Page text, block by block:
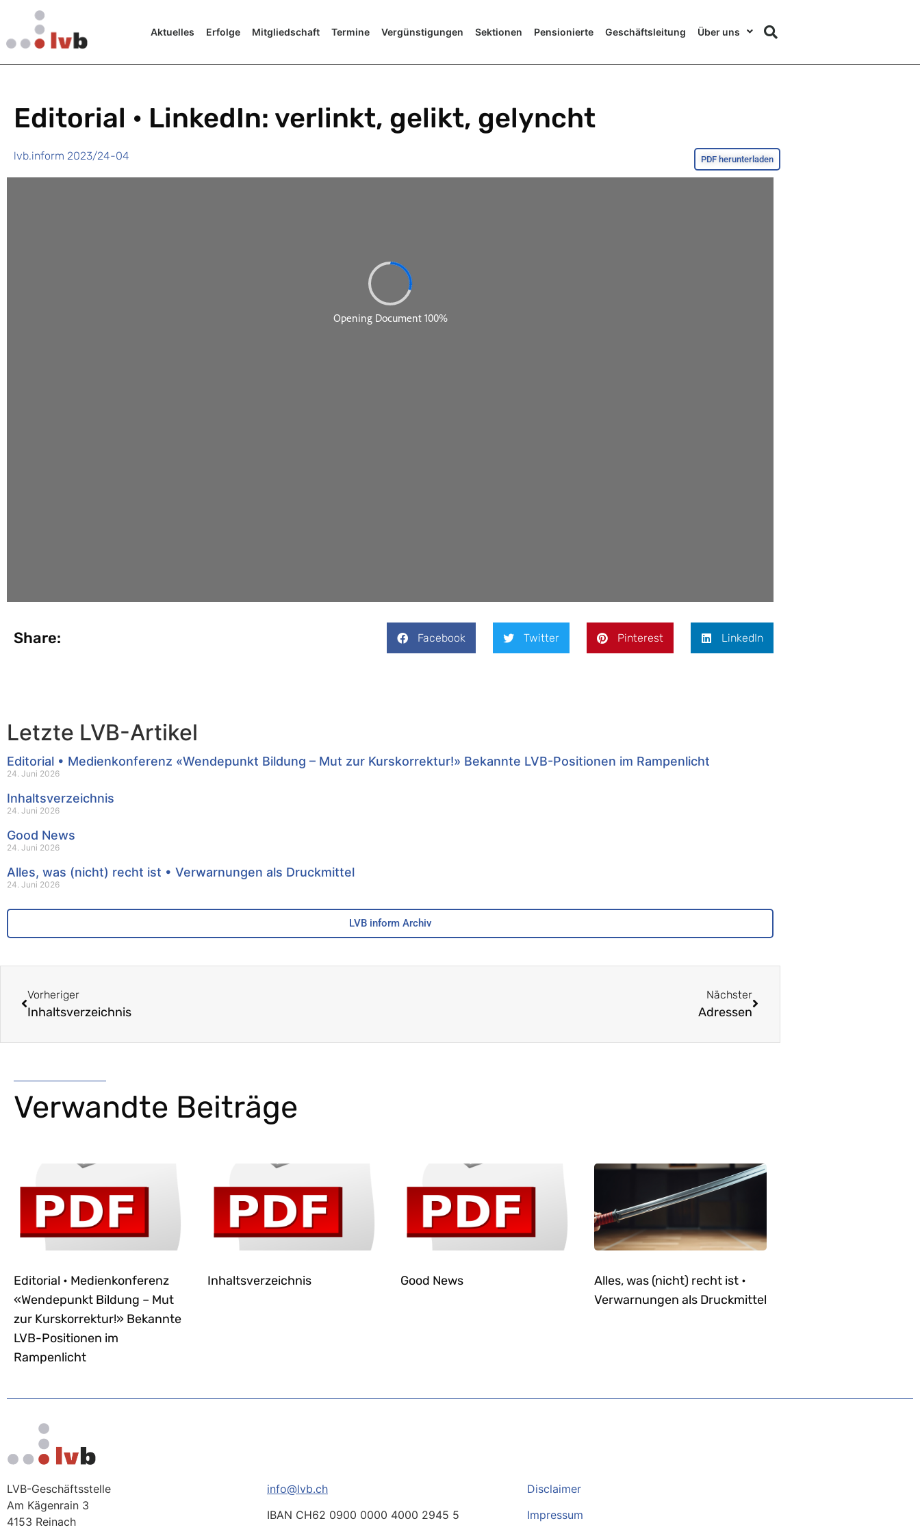
Aktuelles Erfolge Mitgliedschaft Termine Vergünstigungen Sektionen Pensionierte Geschäftsleitung Über uns
Editorial • LinkedIn: verlinkt, gelikt, gelyncht
lvb.inform 2023/24-04 PDF herunterladen
Share: Facebook Twitter Pinterest LinkedIn
Letzte LVB-Artikel
Editorial • Medienkonferenz «Wendepunkt Bildung – Mut zur Kurskorrektur!» Bekannte LVB-Positionen im Rampenlicht
24. Juni 2026
Inhaltsverzeichnis
24. Juni 2026
Good News
24. Juni 2026
Alles, was (nicht) recht ist • Verwarnungen als Druckmittel
24. Juni 2026
LVB inform Archiv
Vorheriger
Inhaltsverzeichnis
Nächster
Adressen
Verwandte Beiträge
Editorial • Medienkonferenz
«Wendepunkt Bildung – Mut
zur Kurskorrektur!» Bekannte
LVB-Positionen im
Rampenlicht
Inhaltsverzeichnis Good News
Alles, was (nicht) recht ist •
Verwarnungen als Druckmittel
LVB-Geschäftsstelle
Am Kägenrain 3
4153 Reinach
info@lvb.ch
IBAN CH62 0900 0000 4000 2945 5
Disclaimer
Impressum